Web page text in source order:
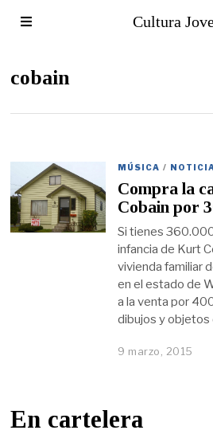
Cultura
cobain
MÚSICA /
Compra la
Cobain por
Si tienes
infancia de Kurt
vivienda familiar
en el estado de
a la venta por
dibujos y objetos
9 marzo, 2015
En cartelera